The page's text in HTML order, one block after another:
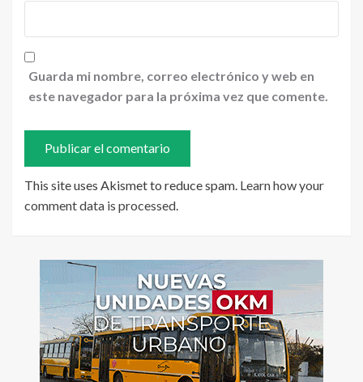
Guarda mi nombre, correo electrónico y web en
este navegador para la próxima vez que comente.
This site uses Akismet to reduce spam. Learn how your
comment data is processed